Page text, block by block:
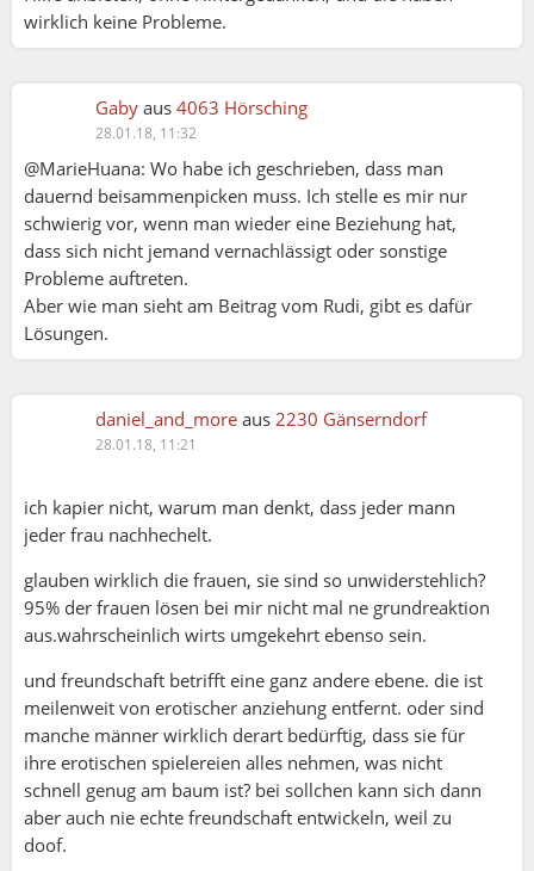
wirklich keine Probleme.
Gaby aus 4063 Hörsching
28.01.18, 11:32
@MarieHuana: Wo habe ich geschrieben, dass man
dauernd beisammenpicken muss. Ich stelle es mir nur
schwierig vor, wenn man wieder eine Beziehung hat,
dass sich nicht jemand vernachlässigt oder sonstige
Probleme auftreten.
Aber wie man sieht am Beitrag vom Rudi, gibt es dafür
Lösungen.
daniel_and_more aus 2230 Gänserndorf
28.01.18, 11:21
ich kapier nicht, warum man denkt, dass jeder mann
jeder frau nachhechelt.
glauben wirklich die frauen, sie sind so unwiderstehlich?
95% der frauen lösen bei mir nicht mal ne grundreaktion
aus.wahrscheinlich wirts umgekehrt ebenso sein.
und freundschaft betrifft eine ganz andere ebene. die ist
meilenweit von erotischer anziehung entfernt. oder sind
manche männer wirklich derart bedürftig, dass sie für
ihre erotischen spielereien alles nehmen, was nicht
schnell genug am baum ist? bei sollchen kann sich dann
aber auch nie echte freundschaft entwickeln, weil zu
doof.